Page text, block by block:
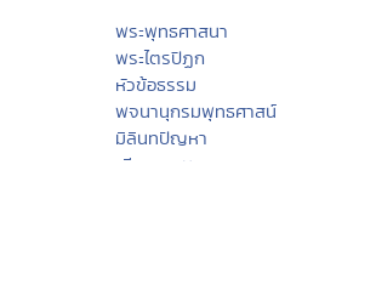
พระพุทธศาสนา
พระไตรปิฏก
หัวข้อธรรม
พจนานุกรมพุทธศาสน์
มิลินทปัญหา
เสียงธรรม